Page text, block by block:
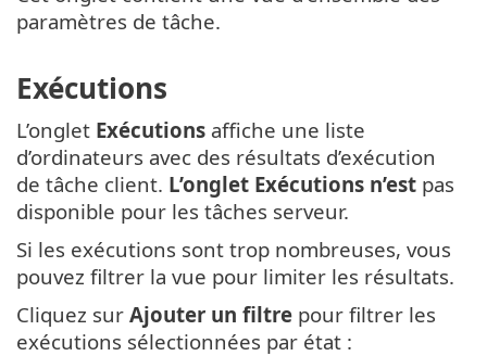
paramètres de tâche.
Exécutions
L’onglet Exécutions affiche une liste
d’ordinateurs avec des résultats d’exécution
de tâche client. L’onglet Exécutions n’est pas
disponible pour les tâches serveur.
Si les exécutions sont trop nombreuses, vous
pouvez filtrer la vue pour limiter les résultats.
Cliquez sur Ajouter un filtre pour filtrer les
exécutions sélectionnées par état :